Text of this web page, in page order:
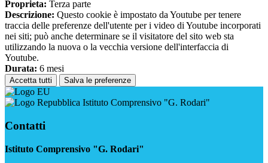
Proprieta: Terza parte
Descrizione: Questo cookie è impostato da Youtube per tenere
traccia delle preferenze dell'utente per i video di Youtube incorporati
nei siti; può anche determinare se il visitatore del sito web sta
utilizzando la nuova o la vecchia versione dell'interfaccia di
Youtube.
Durata: 6 mesi
Accetta tutti Salva le preferenze
Istituto Comprensivo "G. Rodari"
Contatti
Istituto Comprensivo "G. Rodari"